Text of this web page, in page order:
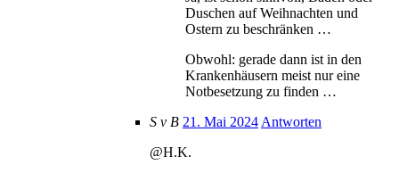
Duschen auf Weihnachten und
Ostern zu beschränken …
Obwohl: gerade dann ist in den
Krankenhäusern meist nur eine
Notbesetzung zu finden …
S v B 21. Mai 2024 Antworten
@H.K.